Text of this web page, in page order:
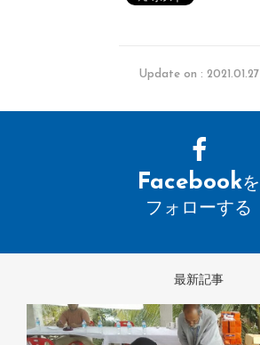
Update on : 2021.01.27
Facebookを
フォローする
最新記事